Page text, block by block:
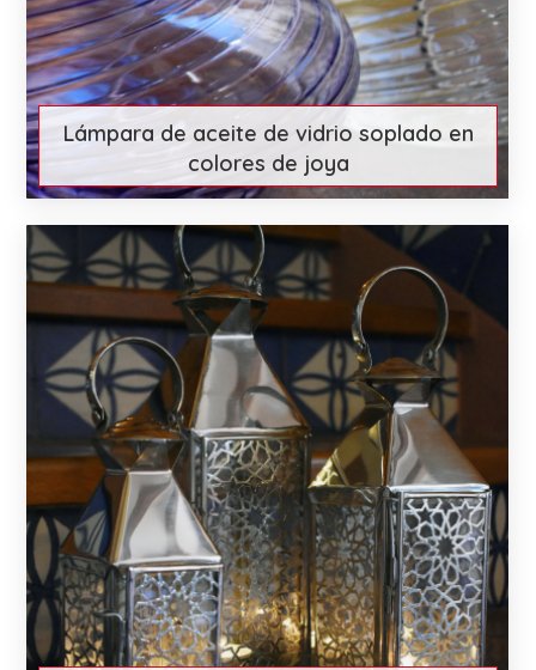
Lámpara de aceite de vidrio soplado en
colores de joya
€ 35 More